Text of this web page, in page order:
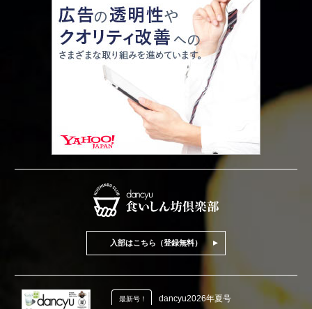
入部はこちら（登録無料）
最新号！ dancyu2026年夏号